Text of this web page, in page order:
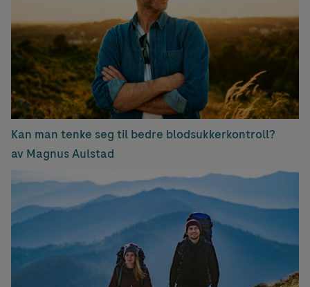
Kan man tenke seg til bedre blodsukkerkontroll?
av Magnus Aulstad